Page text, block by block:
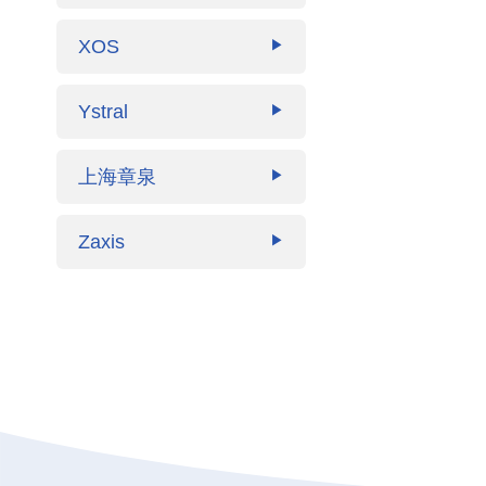
XOS ▶
Ystral ▶
上海章泉 ▶
Zaxis ▶